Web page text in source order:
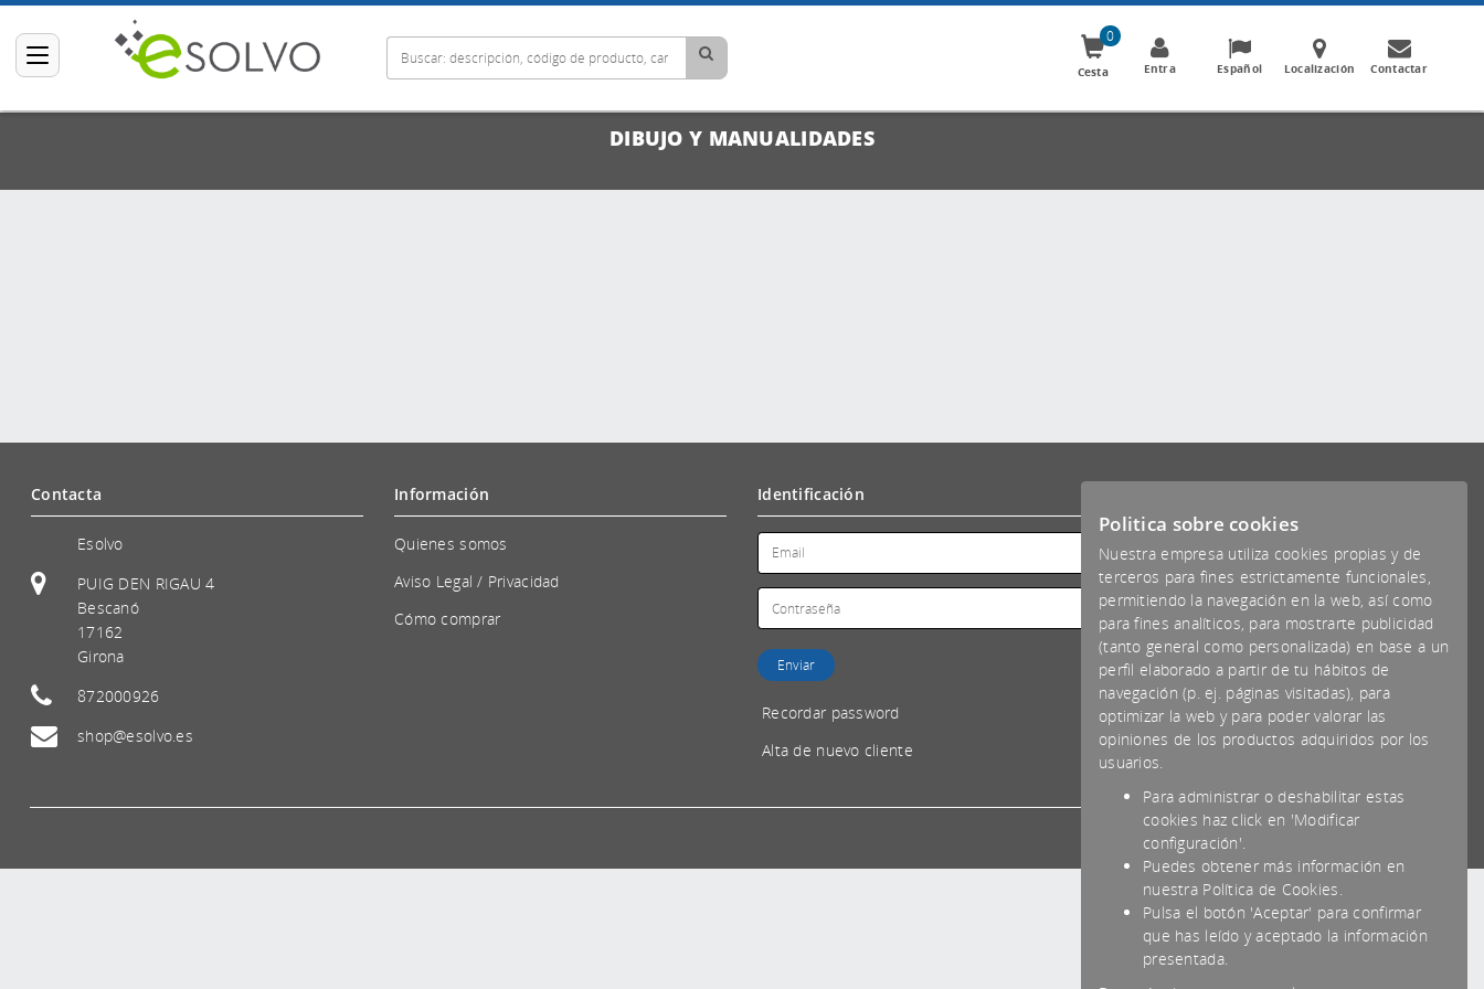
Cesta
0
Entra Español Localización Contactar
DIBUJO Y MANUALIDADES
Contacta
Esolvo
PUIG DEN RIGAU 4
Bescanó
17162
Girona
872000926
shop@esolvo.es
Información
Quienes somos
Aviso Legal / Privacidad
Cómo comprar
Identificación
Recordar password
Alta de nuevo cliente
Politica sobre cookies
Nuestra empresa utiliza cookies propias y de
terceros para fines estrictamente funcionales,
permitiendo la navegación en la web, así como
para fines analíticos, para mostrarte publicidad
(tanto general como personalizada) en base a un
perfil elaborado a partir de tu hábitos de
navegación (p. ej. páginas visitadas), para
optimizar la web y para poder valorar las
opiniones de los productos adquiridos por los
usuarios.
Para administrar o deshabilitar estas
cookies haz click en 'Modificar
configuración'.
Puedes obtener más información en
nuestra Política de Cookies.
Pulsa el botón 'Aceptar' para confirmar
que has leído y aceptado la información
presentada.